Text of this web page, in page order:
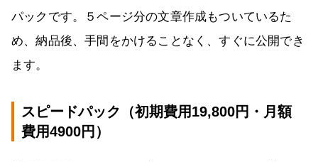
パックです。５ページ分の文章作成もついているた
め、納品後、手間をかけることなく、すぐに公開でき
ます。
スピードパック（初期費用19,800円・月額
費用4900円）